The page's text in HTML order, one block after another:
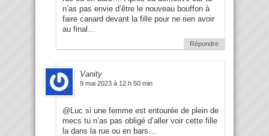
n’as pas envie d’être le nouveau bouffon à
faire canard devant la fille pour ne rien avoir
au final…
Répondre
Vanity
9 mai 2023 à 12 h 50 min
@Luc si une femme est entourée de plein de
mecs tu n’as pas obligé d’aller voir cette fille
la dans la rue ou en bars…